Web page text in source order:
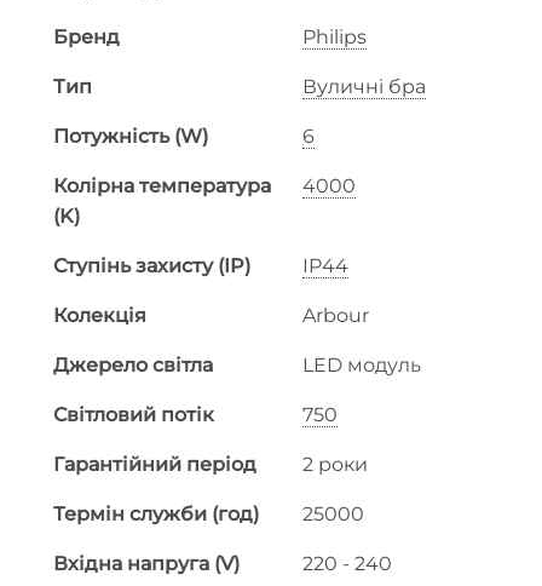
Бренд Philips
Тип Вуличні бра
Потужність (W) 6
Колірна температура
(K)
4000
Ступінь захисту (IP) IP44
Колекція Arbour
Джерело світла LED модуль
Світловий потік 750
Гарантійний період 2 роки
Термін служби (год) 25000
Вхідна напруга (V) 220 - 240